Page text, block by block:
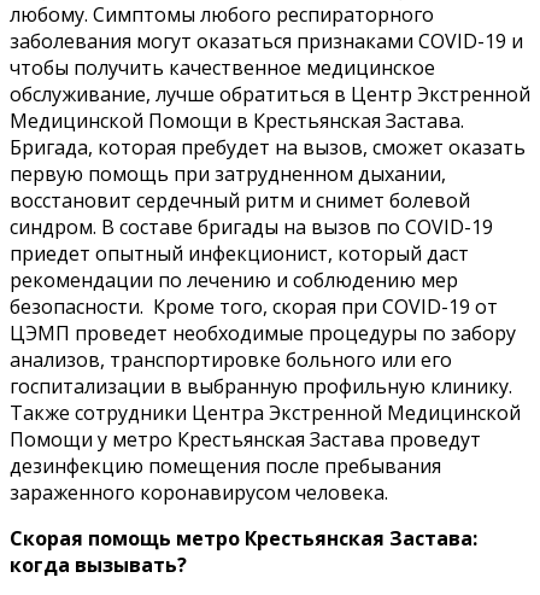
любому. Симптомы любого респираторного
заболевания могут оказаться признаками COVID-19 и
чтобы получить качественное медицинское
обслуживание, лучше обратиться в Центр Экстренной
Медицинской Помощи в Крестьянская Застава.
Бригада, которая пребудет на вызов, сможет оказать
первую помощь при затрудненном дыхании,
восстановит сердечный ритм и снимет болевой
синдром. В составе бригады на вызов по COVID-19
приедет опытный инфекционист, который даст
рекомендации по лечению и соблюдению мер
безопасности. Кроме того, скорая при COVID-19 от
ЦЭМП проведет необходимые процедуры по забору
анализов, транспортировке больного или его
госпитализации в выбранную профильную клинику.
Также сотрудники Центра Экстренной Медицинской
Помощи у метро Крестьянская Застава проведут
дезинфекцию помещения после пребывания
зараженного коронавирусом человека.
Скорая помощь метро Крестьянская Застава:
когда вызывать?